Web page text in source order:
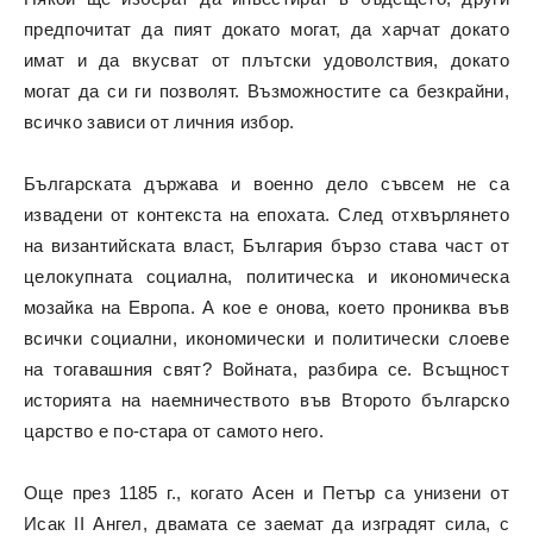
предпочитат да пият докато могат, да харчат докато
имат и да вкусват от плътски удоволствия, докато
могат да си ги позволят. Възможностите са безкрайни,
всичко зависи от личния избор.
Българската държава и военно дело съвсем не са
извадени от контекста на епохата. След отхвърлянето
на византийската власт, България бързо става част от
целокупната социална, политическа и икономическа
мозайка на Европа. А кое е онова, което прониква във
всички социални, икономически и политически слоеве
на тогавашния свят? Войната, разбира се. Всъщност
историята на наемничеството във Второто българско
царство е по-стара от самото него.
Още през 1185 г., когато Асен и Петър са унизени от
Исак II Ангел, двамата се заемат да изградят сила, с